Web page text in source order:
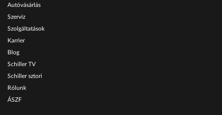
Autóvásárlás
Szerviz
Szolgáltatások
Karrier
Blog
Schiller TV
Schiller sztori
Rólunk
ÁSZF